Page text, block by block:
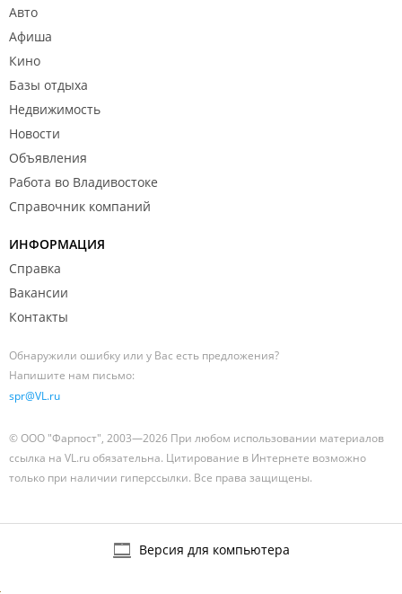
Авто
Афиша
Кино
Базы отдыха
Недвижимость
Новости
Объявления
Работа во Владивостоке
Справочник компаний
ИНФОРМАЦИЯ
Справка
Вакансии
Контакты
Обнаружили ошибку или у Вас есть предложения?
Напишите нам письмо:
spr@VL.ru
© ООО "Фарпост", 2003—2026 При любом использовании материалов
ссылка на VL.ru обязательна. Цитирование в Интернете возможно
только при наличии гиперссылки. Все права защищены.
Версия для компьютера